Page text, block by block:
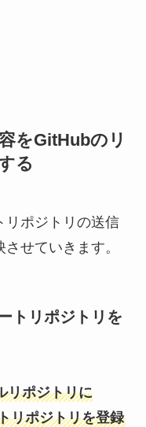
をGitHubのリ
る
リポジトリの送信
せていきます。
トリポジトリを
リポジトリに
リポジトリを登録